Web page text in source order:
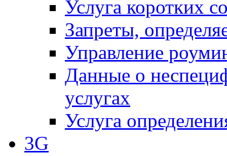
Услуга коротких
Запреты,
Управление
Данные о
услугах
Услуга
3G